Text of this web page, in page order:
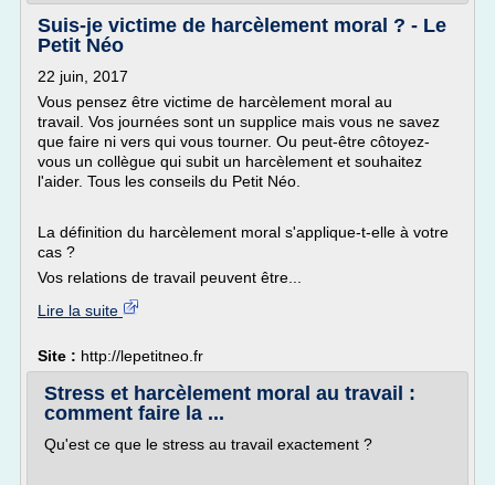
Suis-je victime de harcèlement moral ? - Le
Petit Néo
22 juin, 2017
Vous pensez être victime de harcèlement moral au
travail. Vos journées sont un supplice mais vous ne savez
que faire ni vers qui vous tourner. Ou peut-être côtoyez-
vous un collègue qui subit un harcèlement et souhaitez
l'aider. Tous les conseils du Petit Néo.
La définition du harcèlement moral s'applique-t-elle à votre
cas ?
Vos relations de travail peuvent être...
Lire la suite
Site : http://lepetitneo.fr
Stress et harcèlement moral au travail :
comment faire la ...
Qu'est ce que le stress au travail exactement ?